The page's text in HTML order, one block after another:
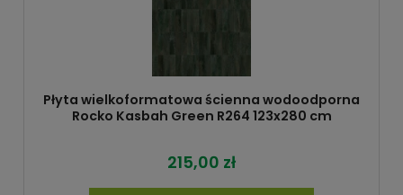
Płyta wielkoformatowa ścienna wodoodporna
Rocko Kasbah Green R264 123x280 cm
215,00 zł